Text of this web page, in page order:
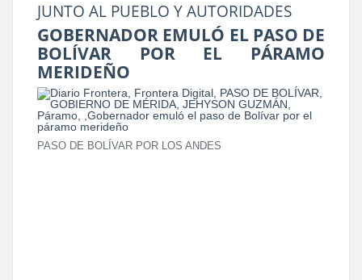
JUNTO AL PUEBLO Y AUTORIDADES
GOBERNADOR EMULÓ EL PASO DE
BOLÍVAR POR EL PÁRAMO
MERIDEÑO
PASO DE BOLÍVAR POR LOS ANDES